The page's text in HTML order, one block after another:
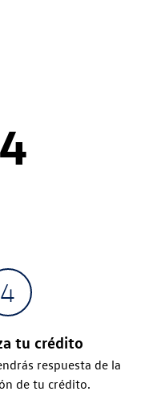
tu crédito
respuesta de la
de tu crédito.